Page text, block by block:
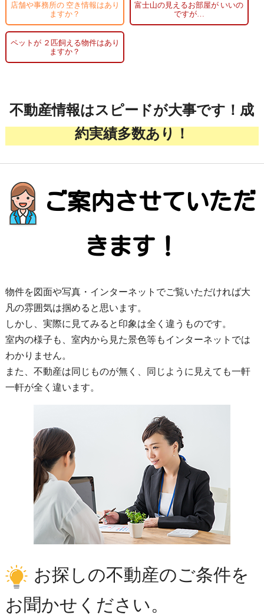
店舗や事務所の空き情報はあり
ますか？
富士山の見えるお部屋が いいの
ですが…
ペットが２匹飼える物件はあり
ますか？
不動産情報はスピードが大事です！成
約実績多数あり！
ご案内させていただ
きます！
物件を図面や写真・インターネットでご覧いただければ大
凡の雰囲気は掴めると思います。
しかし、実際に見てみると印象は全く違うものです。
室内の様子も、室内から見た景色等もインターネットでは
わかりません。
また、不動産は同じものが無く、同じように見えても一軒
一軒が全く違います。
お探しの不動産のご条件を
お聞かせください。